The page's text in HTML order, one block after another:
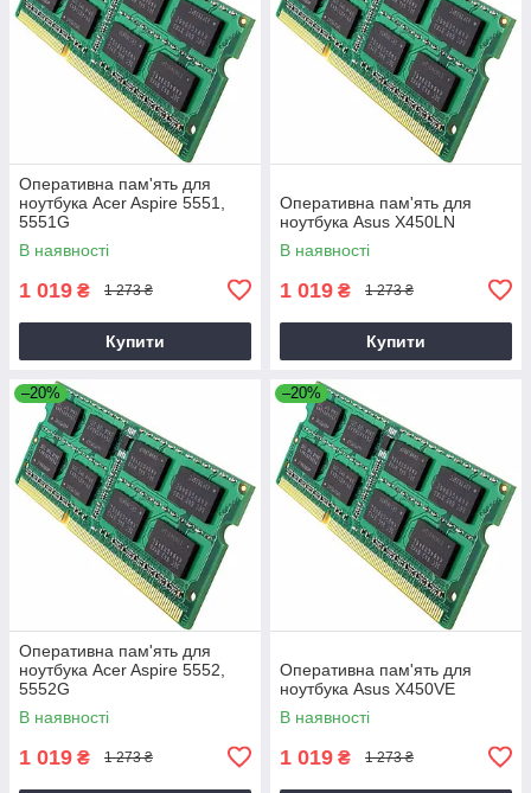
Оперативна пам'ять для
ноутбука Acer Aspire 5551,
5551G
В наявності
1 019 ₴ 1 273 ₴
Купити
Оперативна пам'ять для
ноутбука Asus X450LN
В наявності
1 019 ₴ 1 273 ₴
Купити
–20%
Оперативна пам'ять для
ноутбука Acer Aspire 5552,
5552G
В наявності
1 019 ₴ 1 273 ₴
–20%
Оперативна пам'ять для
ноутбука Asus X450VE
В наявності
1 019 ₴ 1 273 ₴